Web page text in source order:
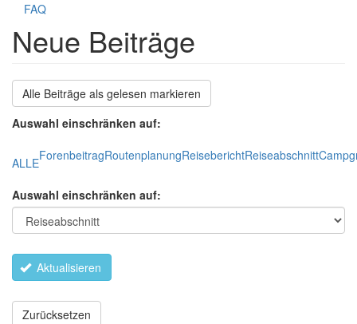
FAQ
Neue Beiträge
Alle Beiträge als gelesen markieren
Auswahl einschränken auf:
ALLEForenbeitragRoutenplanungReiseberichtReiseabschnitt
Auswahl einschränken auf:
Aktualisieren
Zurücksetzen